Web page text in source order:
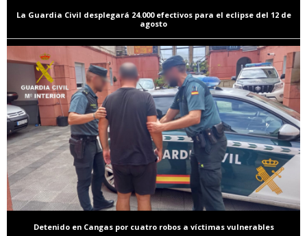
La Guardia Civil desplegará 24.000 efectivos para el eclipse del 12 de
agosto
Detenido en Cangas por cuatro robos a víctimas vulnerables